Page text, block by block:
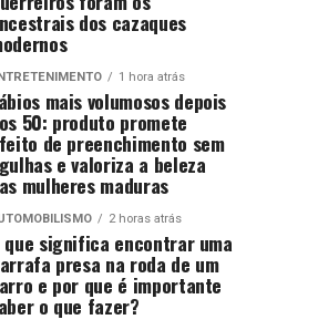
dos cazaques
1 hora atrás
mais volumosos depois
50: produto promete
de preenchimento sem
e valoriza a beleza
mulheres maduras
2 horas atrás
que significa encontrar uma
presa na roda de um
e por que é importante
o que fazer?